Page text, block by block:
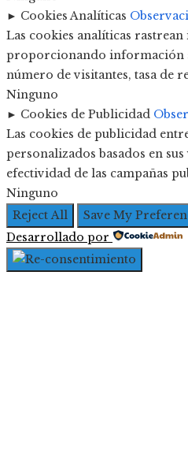
► Cookies Analíticas
Las cookies analíticas
proporcionando información
número de visitantes, tasa de
Ninguno
► Cookies de Publicidad
Las cookies de publicidad
personalizados basados en
efectividad de las campañas
Ninguno
Reject All
Save My
Desarrollado por